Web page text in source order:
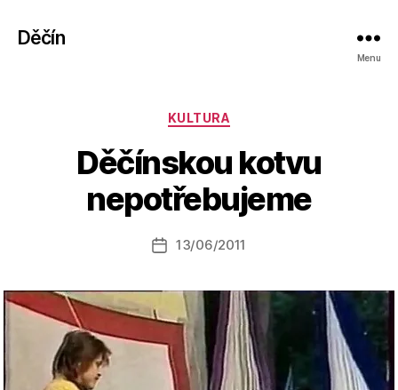
Děčín
Menu
Rubriky
KULTURA
Děčínskou kotvu
nepotřebujeme
Autor
příspěvku
o
a
s
o
Datum
13/06/2011